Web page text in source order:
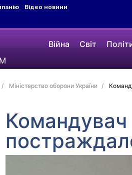
Відео новини
Війна Світ
Міністерство оборони України